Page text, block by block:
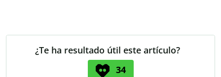
¿Te ha resultado útil este artículo?
34